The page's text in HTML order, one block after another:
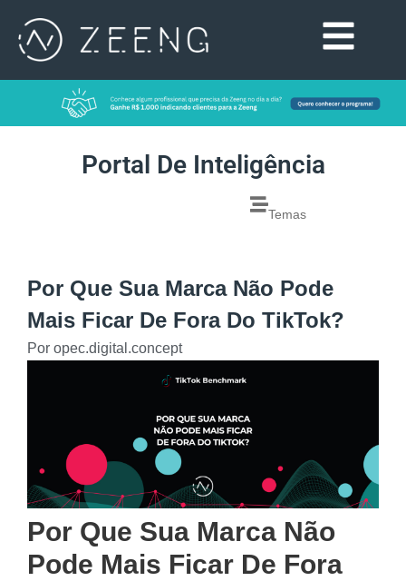
Portal De Inteligência
Temas
Por Que Sua Marca Não Pode
Mais Ficar De Fora Do TikTok?
Por opec.digital.concept
Por Que Sua Marca Não
Pode Mais Ficar De Fora